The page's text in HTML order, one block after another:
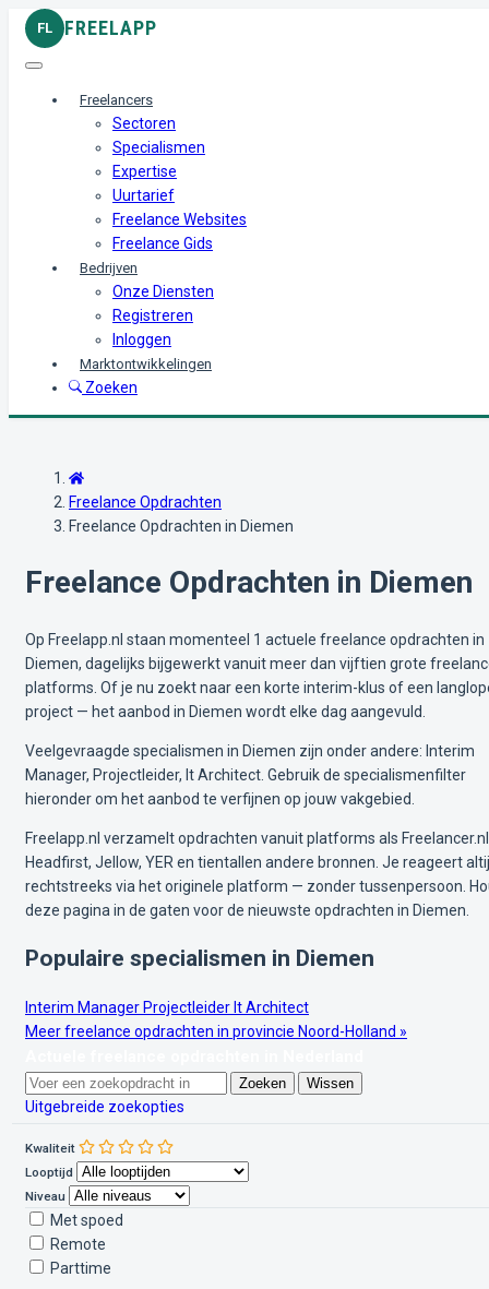
FL FREELAPP
Freelancers
Sectoren
Specialismen
Expertise
Uurtarief
Freelance Websites
Freelance Gids
Bedrijven
Onze Diensten
Registreren
Inloggen
Marktontwikkelingen
Zoeken
Freelance Opdrachten
Freelance Opdrachten in Diemen
Freelance Opdrachten in Diemen
Op Freelapp.nl staan momenteel 1 actuele freelance opdrachten in
Diemen, dagelijks bijgewerkt vanuit meer dan vijftien grote
platforms. Of je nu zoekt naar een korte interim-klus of een
project — het aanbod in Diemen wordt elke dag aangevuld.
Veelgevraagde specialismen in Diemen zijn onder andere: Interim
Manager, Projectleider, It Architect. Gebruik de specialismenfilter
hieronder om het aanbod te verfijnen op jouw vakgebied.
Freelapp.nl verzamelt opdrachten vanuit platforms als
Headfirst, Jellow, YER en tientallen andere bronnen. Je reageert
rechtstreeks via het originele platform — zonder tussenpersoon.
deze pagina in de gaten voor de nieuwste opdrachten in Diemen.
Populaire specialismen in Diemen
Interim Manager Projectleider It Architect
Meer freelance opdrachten in provincie Noord-Holland »
Zoeken Wissen
Uitgebreide zoekopties
Kwaliteit
Looptijd
Niveau
Met spoed
Remote
Parttime